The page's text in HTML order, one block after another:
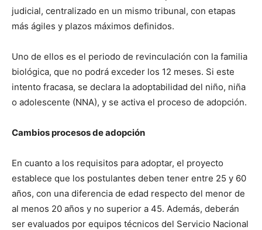
judicial, centralizado en un mismo tribunal, con etapas
más ágiles y plazos máximos definidos.
Uno de ellos es el periodo de revinculación con la familia
biológica, que no podrá exceder los 12 meses. Si este
intento fracasa, se declara la adoptabilidad del niño, niña
o adolescente (NNA), y se activa el proceso de adopción.
Cambios procesos de adopción
En cuanto a los requisitos para adoptar, el proyecto
establece que los postulantes deben tener entre 25 y 60
años, con una diferencia de edad respecto del menor de
al menos 20 años y no superior a 45. Además, deberán
ser evaluados por equipos técnicos del Servicio Nacional